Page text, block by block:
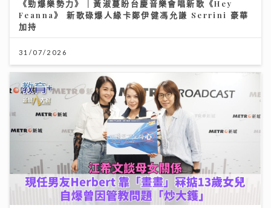
《勁爆樂勢力》｜黃淑蔓盼台慶音樂會唱新歌《Hey
Feanna》 新歌碌爆人緣卡鄭伊健馮允謙 Serrini 豪華
加持
31/07/2026